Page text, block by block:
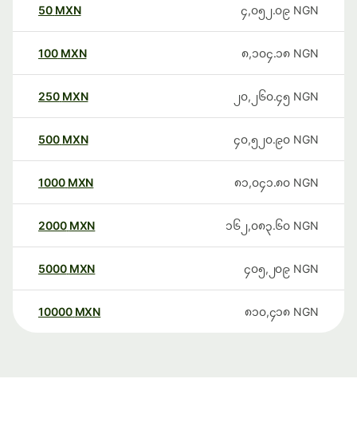
50 MXN ၄,၀၅၂.၀၉ NGN
100 MXN ၈,၁၀၄.၁၈ NGN
250 MXN ၂၀,၂၆၀.၄၅ NGN
500 MXN ၄၀,၅၂၀.၉၀ NGN
1000 MXN ၈၁,၀၄၁.၈၀ NGN
2000 MXN ၁၆၂,၀၈၃.၆၀ NGN
5000 MXN ၄၀၅,၂၀၉ NGN
10000 MXN ၈၁၀,၄၁၈ NGN